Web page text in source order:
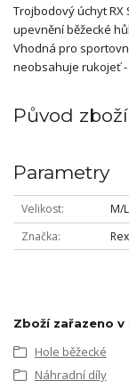
Trojbodový úchyt RX
upevnění běžecké
Vhodná pro
neobsahuje rukojeť
Původ zboží
Parametry
Velikost
M/L
Značka
Rex
Zboží zařazeno
Hole běžecké
Náhradní díly